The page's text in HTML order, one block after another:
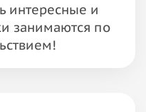
интересные и
занимаются по